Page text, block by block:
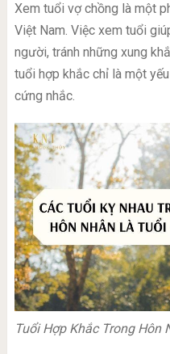
Xem tuổi vợ chồng là một
Việt Nam. Việc xem tuổi
người, tránh những xung
tuổi hợp khắc chỉ là một
cứng nhắc.
Tuổi Hợp Khắc Trong Hôn